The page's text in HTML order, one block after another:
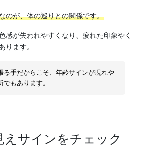
のが、体の巡りとの関係です。
感が失われやすくなり、疲れた印象やく
ります。
る手だからこそ、年齢サインが現れや
でもあります。
えサインをチェック